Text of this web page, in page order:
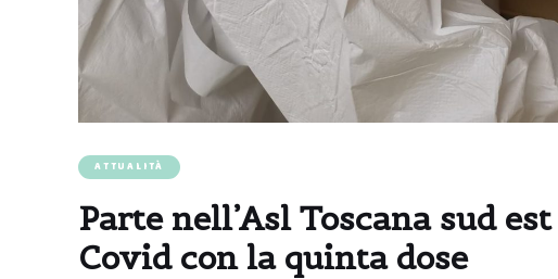
ATTUALITÀ
Parte nell’Asl Toscana sud
Covid con la quinta dose